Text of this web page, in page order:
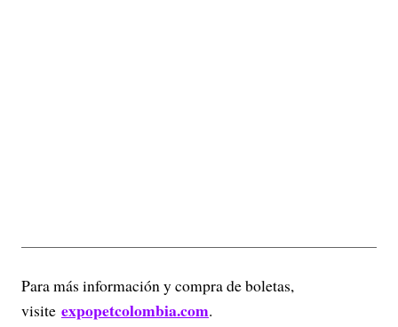
Para más información y compra de boletas,
visite expopetcolombia.com.